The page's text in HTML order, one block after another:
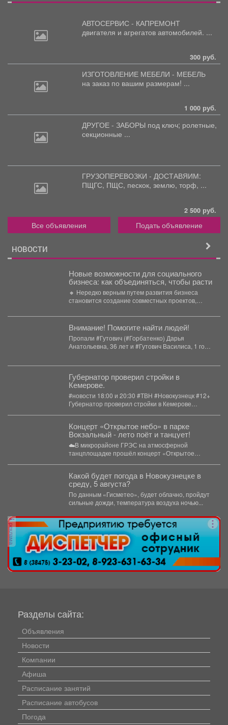
АВТОСЕРВИС - КАПРЕМОНТ
двигателя и агрегатов автомобилей. ...
300 руб.
ИЗГОТОВЛЕНИЕ МЕБЕЛИ - МЕБЕЛЬ
на заказ по вашим размерам! ...
1 000 руб.
ДРУГОЕ - ЗАБОРЫ под ключ; ролетные,
секционные ...
ГРУЗОПЕРЕВОЗКИ - ДОСТАВЯИМ:
ПЩГС, ПЩС, пескок, землю, торф, ...
2 500 руб.
Все объявления Подать объявление
НОВОСТИ
Новые возможности для социального
бизнеса: как объединяться, чтобы расти
🔸 Нередко верным путем развития бизнеса
становится создание совместных проектов,
Внимание! Помогите найти людей!
Пропали #Гутович (#Горбатенко) Дарья
Анатольевна, 36 лет и #Гутович Василиса, 1 год,
Губернатор проверил стройки в
Кемерове.
#новости 18:00 и 20:30 #ТВН #Новокузнецк #12+
Губернатор проверил стройки в Кемерове
Концерт «Открытое небо» в парке
Вокзальный - лето поёт и танцует!
☁️В микрорайоне ГРЭС на атмосферной
танцплощадке прошёл концерт «Открытое
Какой будет погода в Новокузнецке в
среду, 5 августа?
По данным «Гисметео», будет облачно, пройдут
сильные дожди, температура воздуха ночью...
реклама
Разделы сайта:
Объявления
Новости
Компании
Афиша
Расписание занятий
Расписание автобусов
Погода